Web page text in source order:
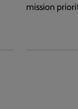
mission